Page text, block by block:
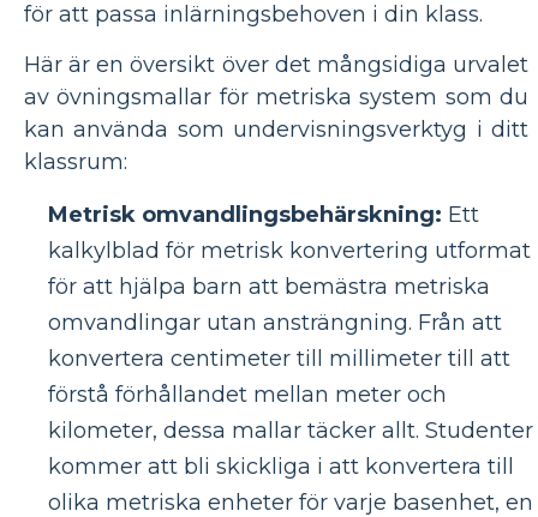
för att passa inlärningsbehoven i din klass.
Här är en översikt över det mångsidiga urvalet
av övningsmallar för metriska system som du
kan använda som undervisningsverktyg i ditt
klassrum:
Metrisk omvandlingsbehärskning: Ett
kalkylblad för metrisk konvertering utformat
för att hjälpa barn att bemästra metriska
omvandlingar utan ansträngning. Från att
konvertera centimeter till millimeter till att
förstå förhållandet mellan meter och
kilometer, dessa mallar täcker allt. Studenter
kommer att bli skickliga i att konvertera till
olika metriska enheter för varje basenhet, en